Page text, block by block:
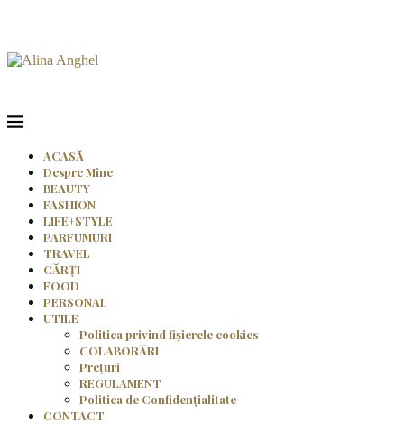
ACASĂ
Despre Mine
BEAUTY
FASHION
LIFE+STYLE
PARFUMURI
TRAVEL
CĂRȚI
FOOD
PERSONAL
UTILE
Politica privind fișierele cookies
COLABORĂRI
Prețuri
REGULAMENT
Politica de Confidențialitate
CONTACT